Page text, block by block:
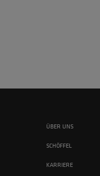
ÜBER UNS
SCHÖFFEL
KARRIERE